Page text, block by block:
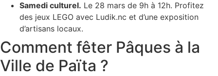
Samedi culturel. Le 28 mars de 9h à 12h. Profitez
des jeux LEGO avec Ludik.nc et d’une exposition
d’artisans locaux.
Comment fêter Pâques à la
Ville de Païta ?